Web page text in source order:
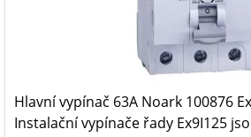
Hlavní vypínač 63A Noark 100876
Instalační vypínače řady Ex9I125